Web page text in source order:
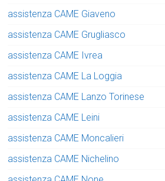
assistenza CAME Giaveno
assistenza CAME Grugliasco
assistenza CAME Ivrea
assistenza CAME La Loggia
assistenza CAME Lanzo Torinese
assistenza CAME Leini
assistenza CAME Moncalieri
assistenza CAME Nichelino